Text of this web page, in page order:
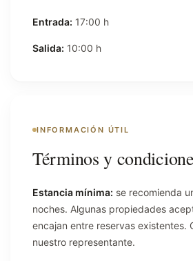
Entrada: 17:00 h
Salida: 10:00 h
INFORMACIÓN ÚTIL
Términos y
Estancia mínima: se recomienda
noches. Algunas propiedades
encajan entre reservas existentes.
nuestro representante.